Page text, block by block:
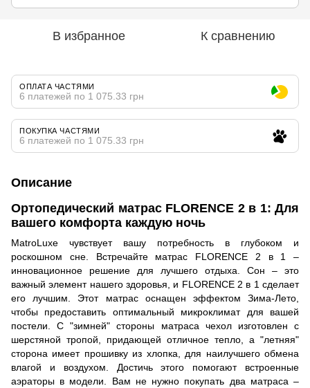
В избранное К сравнению
ОПЛАТА ЧАСТЯМИ
6 платежей по 1 075.33 грн
ПОКУПКА ЧАСТЯМИ
6 платежей по 1 075.33 грн
Описание
Ортопедический матрас FLORENCE 2 в 1: Для
вашего комфорта каждую ночь
MatroLuxe чувствует вашу потребность в глубоком и
роскошном сне. Встречайте матрас FLORENCE 2 в 1 –
инновационное решение для лучшего отдыха. Сон – это
важный элемент нашего здоровья, и FLORENCE 2 в 1 сделает
его лучшим. Этот матрас оснащен эффектом Зима-Лето,
чтобы предоставить оптимальный микроклимат для вашей
постели. С "зимней" стороны матраса чехол изготовлен с
шерстяной тропой, придающей отличное тепло, а "летняя"
сторона имеет прошивку из хлопка, для наилучшего обмена
влагой и воздухом. Достичь этого помогают встроенные
аэраторы в модели. Вам не нужно покупать два матраса –